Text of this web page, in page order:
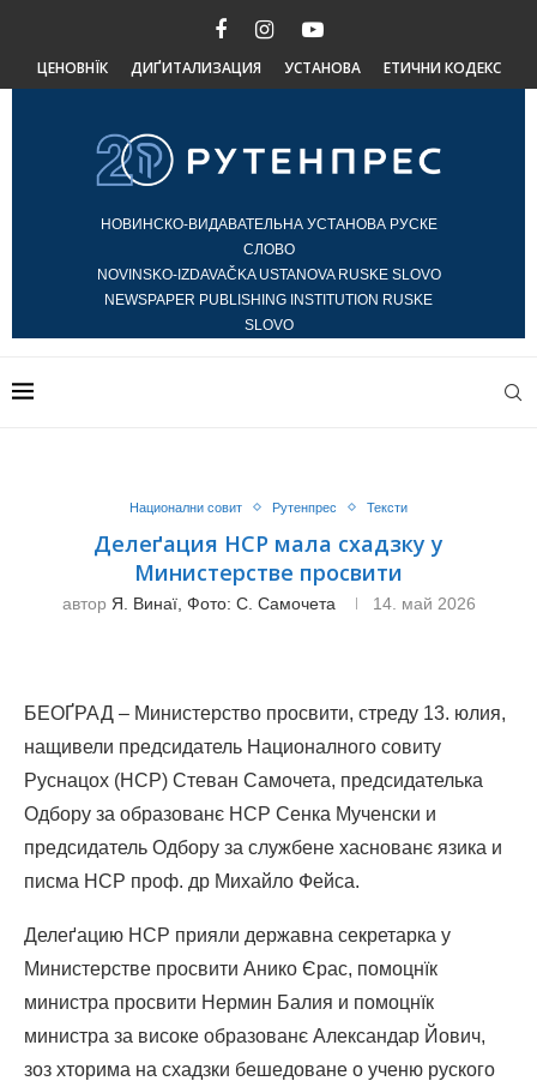
ЦЕНОВНЇК ДИҐИТАЛИЗАЦИЯ УСТАНОВА ЕТИЧНИ КОДЕКС
НОВИНСКО-ВИДАВАТЕЛЬНА УСТАНОВА РУСКЕ
СЛОВО
NOVINSKO-IZDAVAČKA USTANOVA RUSKE SLOVO
NEWSPAPER PUBLISHING INSTITUTION RUSKE
SLOVO
Национални совит Рутенпрес Тексти
Делеґация НСР мала схадзку у
Министерстве просвити
автор Я. Винаї, Фото: С. Самочета 14. май 2026
БЕОҐРАД – Министерство просвити, стреду 13. юлия,
нащивели предсидатель Националного совиту
Руснацох (НСР) Стеван Самочета, предсидателька
Одбору за образованє НСР Сенка Мученски и
предсидатель Одбору за службене хаснованє язика и
писма НСР проф. др Михайло Фейса.
Делеґацию НСР прияли державна секретарка у
Министерствe просвити Анико Єрас, помоцнїк
министра просвити Нермин Балия и помоцнїк
министра за високе образованє Александар Йович,
зоз хторима на схадзки бешедоване о ученю руского